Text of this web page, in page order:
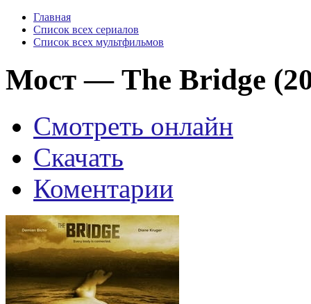
Главная
Список всех сериалов
Список всех мультфильмов
Мост — The Bridge
Смотреть онлайн
Скачать
Коментарии